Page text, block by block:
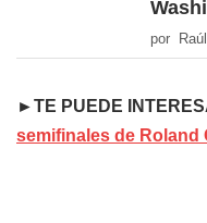
por
►TE PUEDE
semifinales de Roland